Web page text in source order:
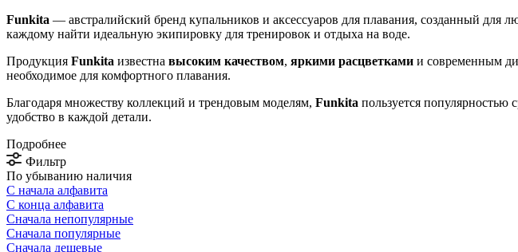
Funkita — австралийский бренд купальников и аксессуаров для плавания, созданный для
каждому найти идеальную экипировку для тренировок и отдыха на воде.
Продукция Funkita известна высоким качеством, яркими расцветками и современным
необходимое для комфортного плавания.
Благодаря множеству коллекций и трендовым моделям, Funkita пользуется популярностью
удобство в каждой детали.
Подробнее
Фильтр
По убыванию наличия
С начала алфавита
С конца алфавита
Сначала непопулярные
Сначала популярные
Сначала дешевые